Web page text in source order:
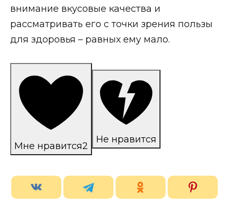
внимание вкусовые качества и
рассматривать его с точки зрения пользы
для здоровья – равных ему мало.
Мне нравится2
Не нравится